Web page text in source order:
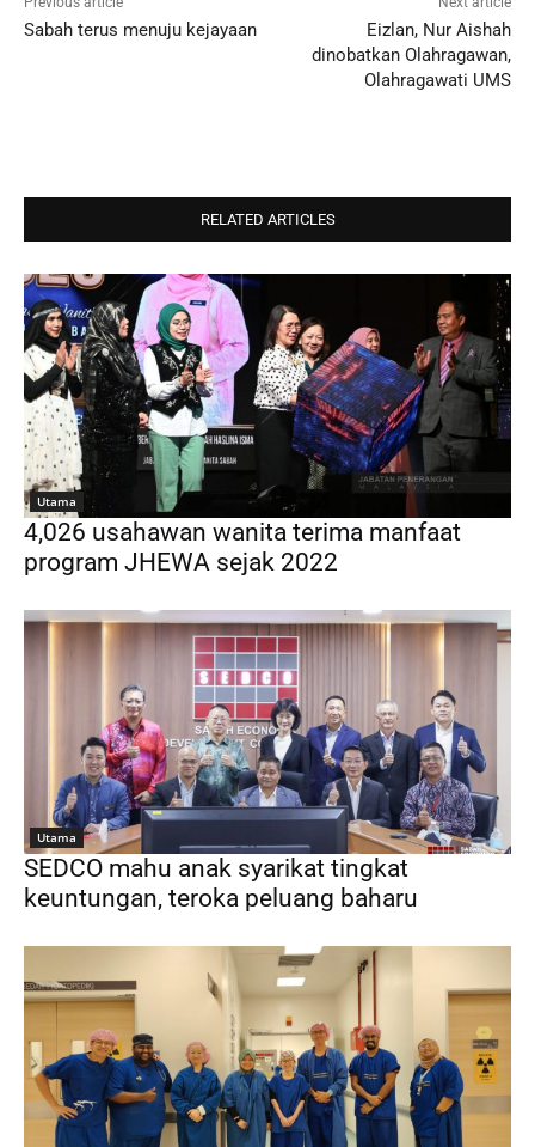
Sabah terus menuju kejayaan
Eizlan, Nur Aishah
dinobatkan Olahragawan,
Olahragawati UMS
RELATED ARTICLES
Utama
4,026 usahawan wanita terima manfaat
program JHEWA sejak 2022
Utama
SEDCO mahu anak syarikat tingkat
keuntungan, teroka peluang baharu